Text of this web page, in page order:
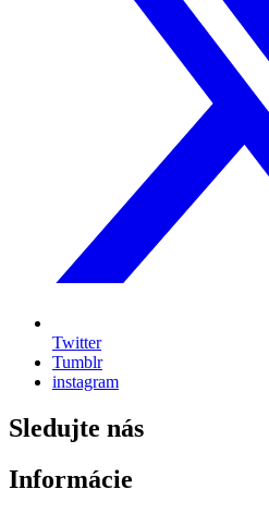
Twitter
Tumblr
instagram
Sledujte nás
Informácie